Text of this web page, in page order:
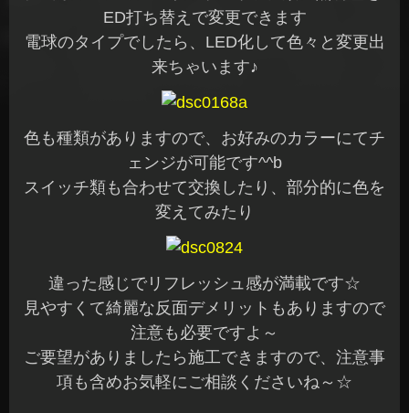
ED打ち替えで変更できます
電球のタイプでしたら、LED化して色々と変更出
来ちゃいます♪
色も種類がありますので、お好みのカラーにてチ
ェンジが可能です^^b
スイッチ類も合わせて交換したり、部分的に色を
変えてみたり
違った感じでリフレッシュ感が満載です☆
見やすくて綺麗な反面デメリットもありますので
注意も必要ですよ～
ご要望がありましたら施工できますので、注意事
項も含めお気軽にご相談くださいね～☆